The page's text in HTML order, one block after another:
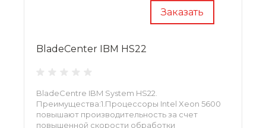
Заказать
BladeCenter IBM HS22
BladeCentre IBM System HS22.
Преимущества:1.Процессоры Intel Xeon 5600
повышают производительность за счет
повышенной скорости обработки